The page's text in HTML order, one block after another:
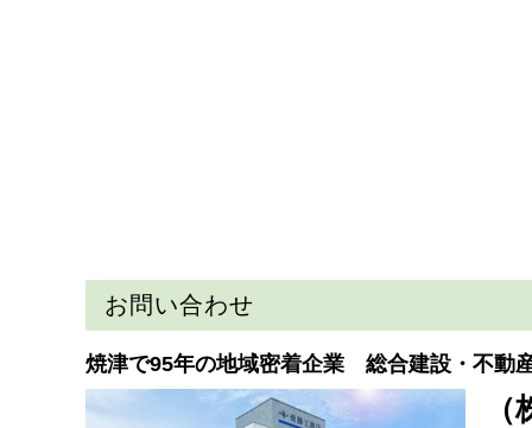
お問い合わせ
焼津で95年の地域密着企業 総合建設・不動